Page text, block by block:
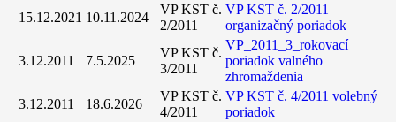
15.12.2021 10.11.2024
VP KST č.
2/2011
VP KST č. 2/2011
organizačný poriadok
3.12.2011 7.5.2025
VP KST č.
3/2011
VP_2011_3_rokovací
poriadok valného
zhromaždenia
3.12.2011
18.6.2026
VP KST č.
4/2011
VP KST č. 4/2011 volebný
poriadok